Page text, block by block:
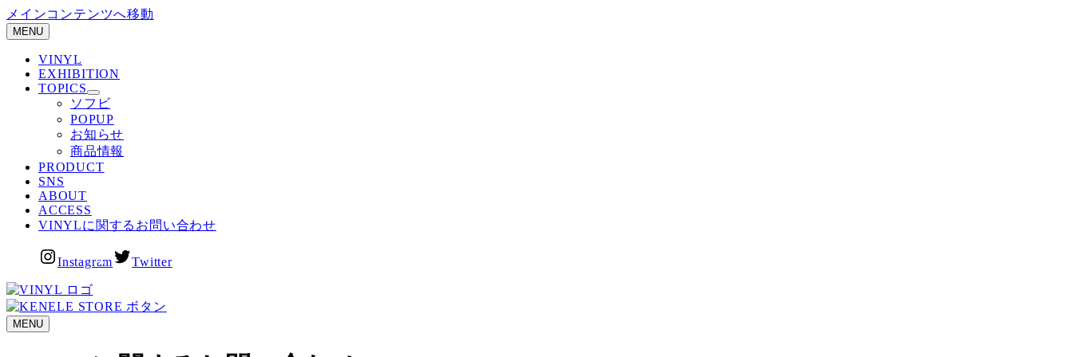
メインコンテンツへ移動
MENU
VINYL
EXHIBITION
TOPICS
ソフビ
POPUP
お知らせ
商品情報
PRODUCT
SNS
ABOUT
ACCESS
VINYLに関するお問い合わせ
Instagram Twitter
MENU